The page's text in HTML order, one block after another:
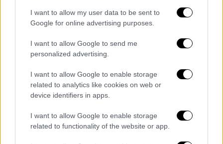
I want to allow my user data to be sent to
Google for online advertising purposes.
I want to allow Google to send me
personalized advertising.
I want to allow Google to enable storage
related to analytics like cookies on web or
device identifiers in apps.
I want to allow Google to enable storage
related to functionality of the website or app.
Ο ανήλικος μεταφέρθηκε στο νοσοκομείο, με
την κατάσταση του σύμφωνα με
πληροφορίες να κάνουν λόγο πως η
κατάσταση της υγείας του είναι κρίσιμη.
Διαβάστε ακόμη
Kadebostany στο ethnos.gr: «Κάποτε
αδυναμία, τώρα το βλέπω ως δύναμη»